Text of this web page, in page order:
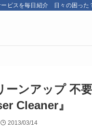
ビスを毎日紹介 日々の困った
ーンアップ 不
Cleaner』
2013/03/14